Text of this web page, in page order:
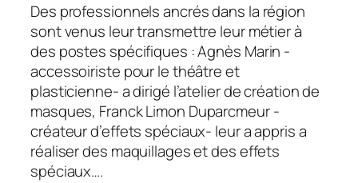
Des professionnels ancrés dans la région
sont venus leur transmettre leur métier à
des postes spécifiques : Agnès Marin -
accessoiriste pour le théâtre et
plasticienne- a dirigé l’atelier de création de
masques, Franck Limon Duparcmeur -
créateur d’effets spéciaux- leur a appris a
réaliser des maquillages et des effets
spéciaux….